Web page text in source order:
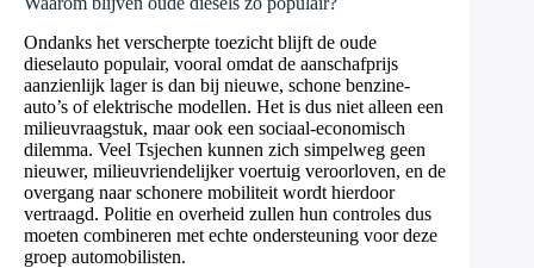
Ondanks het verscherpte toezicht blijft de oude
dieselauto populair, vooral omdat de aanschafprijs
aanzienlijk lager is dan bij nieuwe, schone benzine-
auto’s of elektrische modellen. Het is dus niet alleen een
milieuvraagstuk, maar ook een sociaal-economisch
dilemma. Veel Tsjechen kunnen zich simpelweg geen
nieuwer, milieuvriendelijker voertuig veroorloven, en de
overgang naar schonere mobiliteit wordt hierdoor
vertraagd. Politie en overheid zullen hun controles dus
moeten combineren met echte ondersteuning voor deze
groep automobilisten.